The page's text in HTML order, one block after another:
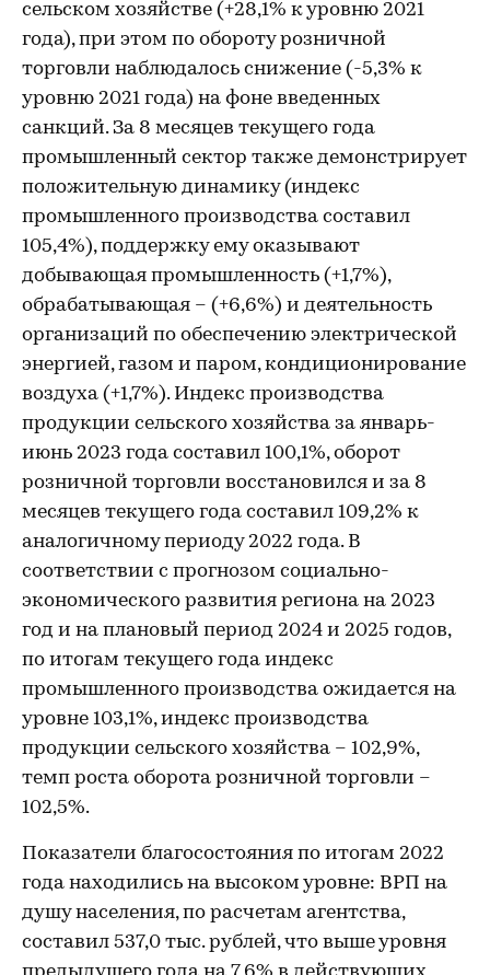
сельском хозяйстве (+28,1% к уровню 2021
года), при этом по обороту розничной
торговли наблюдалось снижение (-5,3% к
уровню 2021 года) на фоне введенных
санкций. За 8 месяцев текущего года
промышленный сектор также демонстрирует
положительную динамику (индекс
промышленного производства составил
105,4%), поддержку ему оказывают
добывающая промышленность (+1,7%),
обрабатывающая – (+6,6%) и деятельность
организаций по обеспечению электрической
энергией, газом и паром, кондиционирование
воздуха (+1,7%). Индекс производства
продукции сельского хозяйства за январь-
июнь 2023 года составил 100,1%, оборот
розничной торговли восстановился и за 8
месяцев текущего года составил 109,2% к
аналогичному периоду 2022 года. В
соответствии с прогнозом социально-
экономического развития региона на 2023
год и на плановый период 2024 и 2025 годов,
по итогам текущего года индекс
промышленного производства ожидается на
уровне 103,1%, индекс производства
продукции сельского хозяйства – 102,9%,
темп роста оборота розничной торговли –
102,5%.
Показатели благосостояния по итогам 2022
года находились на высоком уровне: ВРП на
душу населения, по расчетам агентства,
составил 537,0 тыс. рублей, что выше уровня